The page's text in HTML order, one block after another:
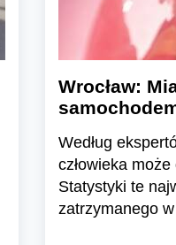
Wrocław:
Według
człowieka
Statystyki te
zatrzymanego